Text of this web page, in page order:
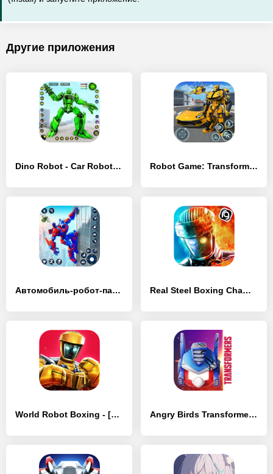
Другие приложения
Dino Robot - Car Robot Games - [Взлом/МОД Unlocked] Robot Game: Transform & Fight - [Взлом/МОД Меню]
Автомобиль-робот-паук - [Взлом/МОД Unlocked] Real Steel Boxing Champions - [Взлом/МОД Бесконечные деньги]
World Robot Boxing - [Взлом/МОД Много денег] Angry Birds Transformers - [Взлом/МОД Unlocked]